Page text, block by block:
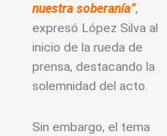
nuestra soberanía”,
expresó López Silva al
inicio de la rueda de
prensa, destacando la
solemnidad del acto.
Sin embargo, el tema